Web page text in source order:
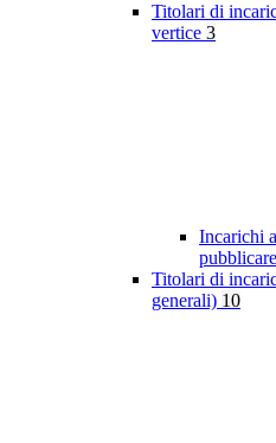
Titolari di
vertice 3
Incarichi
Titolari di
generali) 10